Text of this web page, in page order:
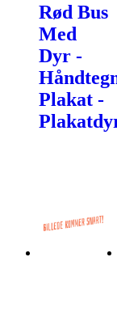
Rød Bus
Med
Dyr -
Plakat -